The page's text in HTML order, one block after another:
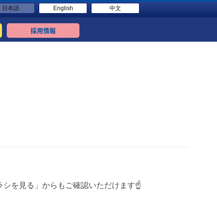
日本語 English 中文
採用情報
シを見る」からもご確認いただけます☝️